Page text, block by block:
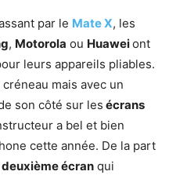
par le Mate X, les
, Motorola ou Huaweiont
leurs appareils pliables.
mais avec un
son côté sur les écrans
a bel et bien
cette année. De la part
écran qui